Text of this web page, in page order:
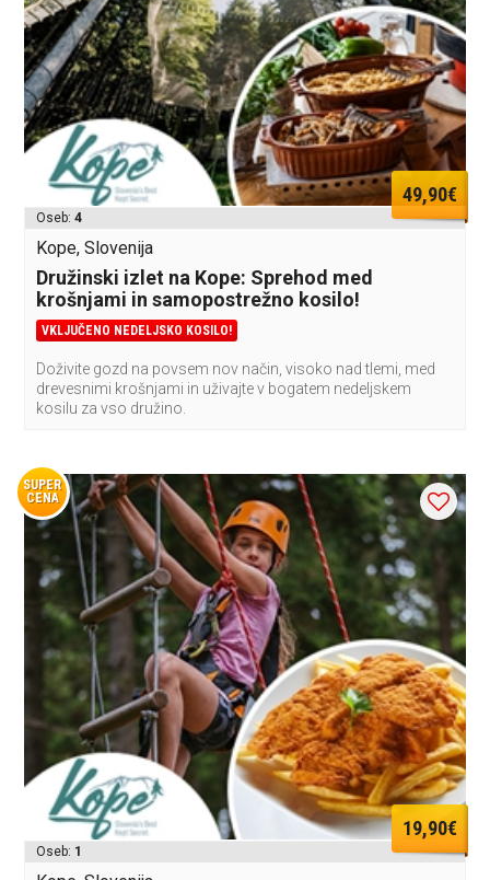
49,90€
Oseb:4
Kope, Slovenija
Družinski izlet na Kope: Sprehod med
krošnjami in samopostrežno kosilo!
VKLJUČENO NEDELJSKO KOSILO!
Doživite gozd na povsem nov način, visoko nad tlemi, med
drevesnimi krošnjami in uživajte v bogatem nedeljskem
kosilu za vso družino.
SUPER
CENA
19,90€
Oseb: 1